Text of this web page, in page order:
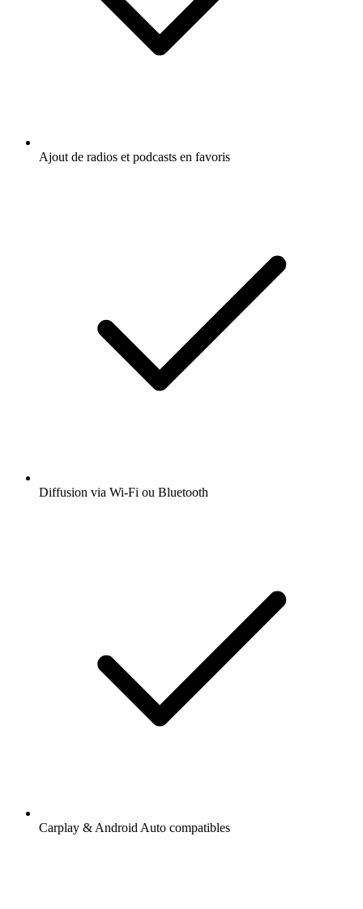
Ajout de radios et podcasts en favoris
Diffusion via Wi-Fi ou Bluetooth
Carplay & Android Auto compatibles